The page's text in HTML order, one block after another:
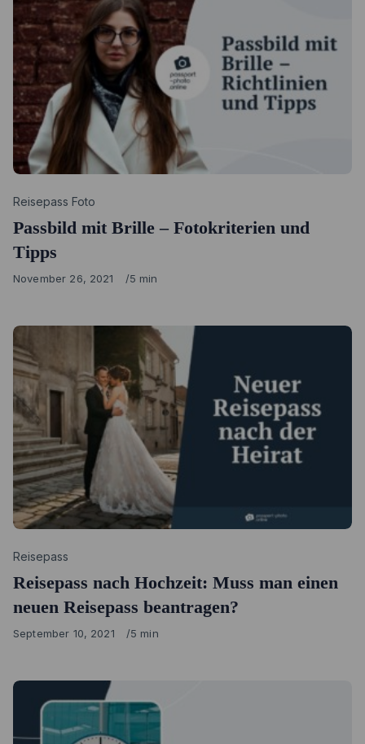
Category
Reisepass Foto
Passbild mit Brille – Fotokriterien und
Tipps
Published
November 26, 2021 5 min
Category
Reisepass
Reisepass nach Hochzeit: Muss man einen
neuen Reisepass beantragen?
Published
September 10, 2021 5 min